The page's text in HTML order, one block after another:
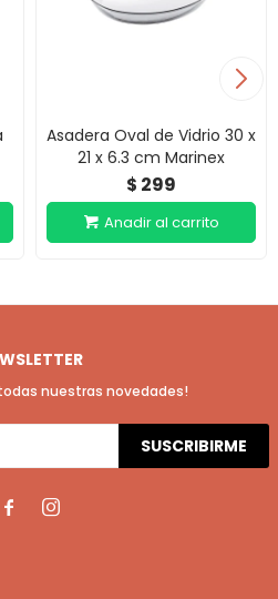
Asadera Oval de Vidrio 30 x
21 x 6.3 cm Marinex
$ 299
nuestras novedades!
SUSCRIBIRME
 